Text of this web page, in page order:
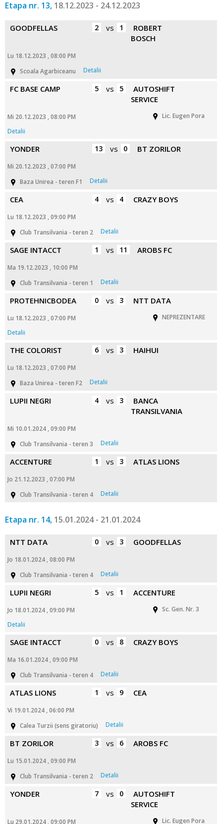
Etapa nr. 13, 18.12.2023 - 24.12.2023
GOODFELLAS 2 vs 1
ROBERT
BOSCH
Lu 18.12.2023 , 08:00 PM
Scoala Agarbiceanu
Detalii
FC BASE CAMP 5 vs 5
AUTOSHIFT
SERVICE
Mi 20.12.2023 , 08:00 PM
Lic. Eugen Pora
Detalii
YONDER 13 vs 0 BT ZORILOR
Mi 20.12.2023 , 07:00 PM
Baza Unirea - teren F1
Detalii
CEA 4 vs 4 CRAZY BOYS
Lu 18.12.2023 , 09:00 PM
Club Transilvania - teren 2
Detalii
SAGE INTACCT 1 vs 11 AROBS FC
Ma 19.12.2023 , 10:00 PM
Club Transilvania - teren 1
Detalii
PROTEHNICBODEA 0 vs 3 NTT DATA
Lu 18.12.2023 , 07:00 PM
NEPREZENTARE
Detalii
THE COLORIST 6 vs 3 HAIHUI
Lu 18.12.2023 , 07:00 PM
Baza Unirea - teren F2
Detalii
LUPII NEGRI 4 vs 3
BANCA
TRANSILVANIA
Mi 10.01.2024 , 09:00 PM
Club Transilvania - teren 3
Detalii
ACCENTURE 1 vs 3 ATLAS LIONS
Jo 21.12.2023 , 07:00 PM
Club Transilvania - teren 4
Detalii
Etapa nr. 14, 15.01.2024 - 21.01.2024
NTT DATA 0 vs 3 GOODFELLAS
Jo 18.01.2024 , 08:00 PM
Club Transilvania - teren 4
Detalii
LUPII NEGRI 5 vs 1 ACCENTURE
Jo 18.01.2024 , 09:00 PM
Sc. Gen. Nr. 3
Detalii
SAGE INTACCT 0 vs 8 CRAZY BOYS
Ma 16.01.2024 , 09:00 PM
Club Transilvania - teren 4
Detalii
ATLAS LIONS 1 vs 9 CEA
Vi 19.01.2024 , 06:00 PM
Calea Turzii (sens giratoriu)
Detalii
BT ZORILOR 3 vs 6 AROBS FC
Lu 15.01.2024 , 09:00 PM
Club Transilvania - teren 2
Detalii
YONDER 7 vs 0
AUTOSHIFT
SERVICE
Lu 29.01.2024 , 09:00 PM Lic. Eugen Pora